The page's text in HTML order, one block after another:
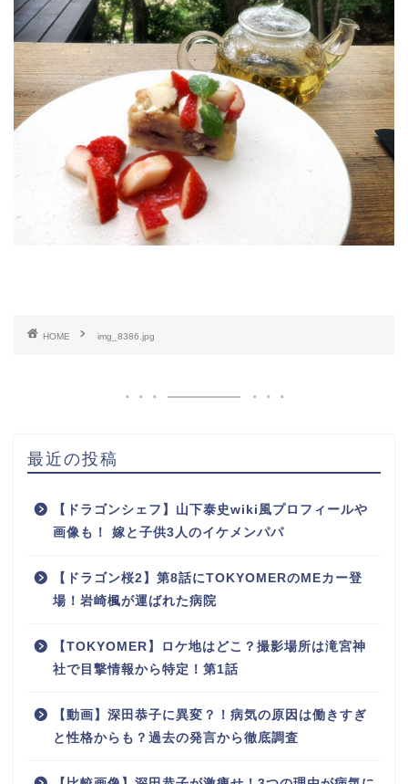
HOME img_8386.jpg
最近の投稿
【ドラゴンシェフ】山下泰史wiki風プロフィールや
画像も！ 嫁と子供3人のイケメンパパ
【ドラゴン桜2】第8話にTOKYOMERのMEカー登
場！岩崎楓が運ばれた病院
【TOKYOMER】ロケ地はどこ？撮影場所は滝宮神
社で目撃情報から特定！第1話
【動画】深田恭子に異変？！病気の原因は働きすぎ
と性格からも？過去の発言から徹底調査